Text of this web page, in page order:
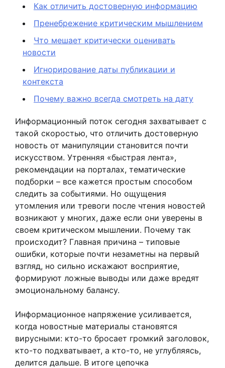
Как отличить достоверную информацию
Пренебрежение критическим мышлением
Что мешает критически оценивать
новости
Игнорирование даты публикации и
контекста
Почему важно всегда смотреть на дату
Информационный поток сегодня захватывает с
такой скоростью, что отличить достоверную
новость от манипуляции становится почти
искусством. Утренняя «быстрая лента»,
рекомендации на порталах, тематические
подборки – все кажется простым способом
следить за событиями. Но ощущения
утомления или тревоги после чтения новостей
возникают у многих, даже если они уверены в
своем критическом мышлении. Почему так
происходит? Главная причина – типовые
ошибки, которые почти незаметны на первый
взгляд, но сильно искажают восприятие,
формируют ложные выводы или даже вредят
эмоциональному балансу.
Информационное напряжение усиливается,
когда новостные материалы становятся
вирусными: кто-то бросает громкий заголовок,
кто-то подхватывает, а кто-то, не углубляясь,
делится дальше. В итоге цепочка